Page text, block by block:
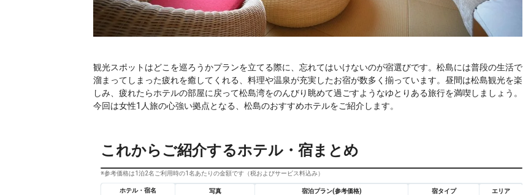
観光スポットはどこを巡ろうかプランを立てる際に、忘れてはいけないのが宿選びです。松島には普段の生活で
溜まってしまった疲れを癒してくれる、料理や温泉が充実したお宿が数多く揃っています。昼間は松島観光を楽
しみ、疲れたらホテルの部屋に戻って松島湾をのんびり眺めて過ごすようなゆとりある旅行を満喫しましょう。
今回は女性1人旅の心強い拠点となる、松島のおすすめホテルをご紹介します。
これからご紹介するホテル・宿まとめ
※参考価格は1泊2名ご利用時の1名あたりの金額です（税およびサービス料込み）
ホテル・宿名 写真 宿泊プラン(参考価格) 宿タイプ エリア